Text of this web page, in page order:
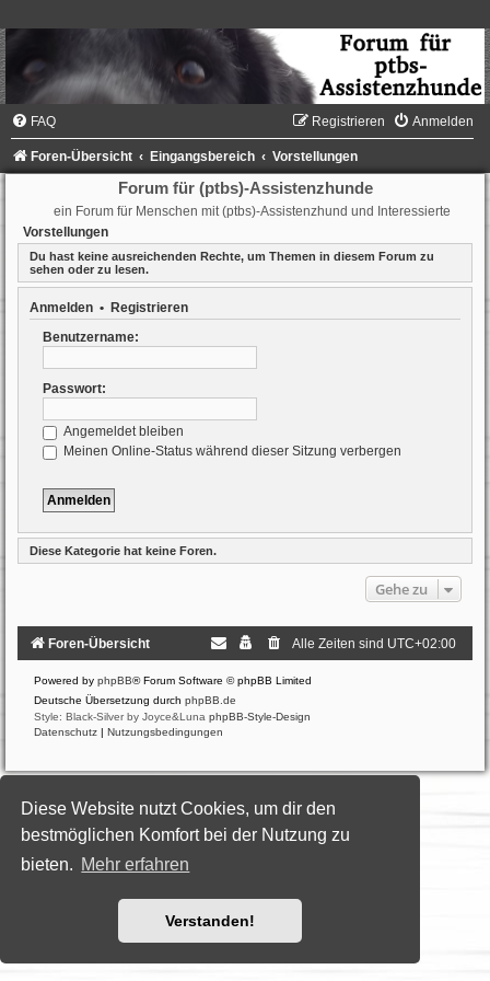
Diese Website nutzt Cookies, um dir den
bestmöglichen Komfort bei der Nutzung zu
bieten. Mehr erfahren
Verstanden!
FAQ Anmelden
Registrieren
Foren-Übersicht Eingangsbereich Vorstellungen
Forum für (ptbs)-Assistenzhunde
ein Forum für Menschen mit (ptbs)-Assistenzhund und Interessierte
Vorstellungen
Du hast keine ausreichenden Rechte, um Themen in diesem Forum zu
sehen oder zu lesen.
Anmelden • Registrieren
Benutzername:
Passwort:
Angemeldet bleiben
Meinen Online-Status während dieser Sitzung verbergen
Diese Kategorie hat keine Foren.
Gehe zu
Foren-Übersicht Alle Zeiten sind UTC+02:00
Powered by phpBB® Forum Software © phpBB Limited
Deutsche Übersetzung durch phpBB.de
Style: Black-Silver by Joyce&Luna phpBB-Style-Design
Datenschutz | Nutzungsbedingungen